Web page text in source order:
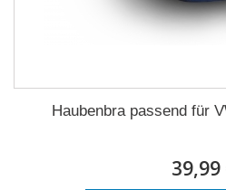
Haubenbra passend für
39,99